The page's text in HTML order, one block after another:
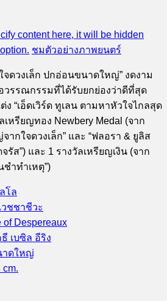
฿.
content here, it will be hidden
ชมตัวอย่างภาพยนตร์
จดวงเล็ก ปกอ่อนขนาดใหญ่” งดงาม
รรณกรรมที่ได้รับยกย่องว่าดีที่สุด
ง “เอ็ดเวิร์ด ทูเลน ตามหาหัวใจไกลสุด
เหรียญทอง Newbery Medal (จาก
จากใจดวงเล็ก” และ “ฟลอรา & ยูลิส
ส”) และ 1 รางวัลเหรียญเงิน (จาก
ชำทำเหตุ”)
โล
ชชาชีวะ
of Despereaux
เบซิล อีริง
ดใหญ่
cm.